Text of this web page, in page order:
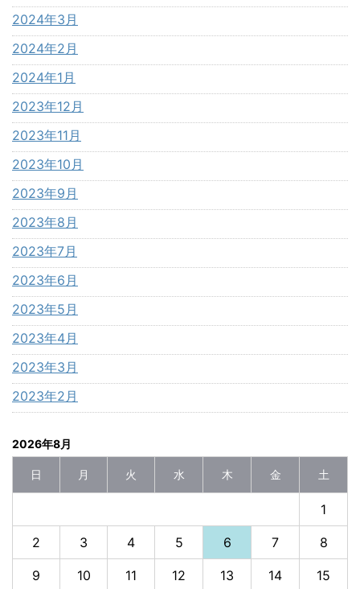
2024年3月
2024年2月
2024年1月
2023年12月
2023年11月
2023年10月
2023年9月
2023年8月
2023年7月
2023年6月
2023年5月
2023年4月
2023年3月
2023年2月
2026年8月
日 月 火 水 木 金 土
1
2 3 4 5 6 7 8
9 10 11 12 13 14 15